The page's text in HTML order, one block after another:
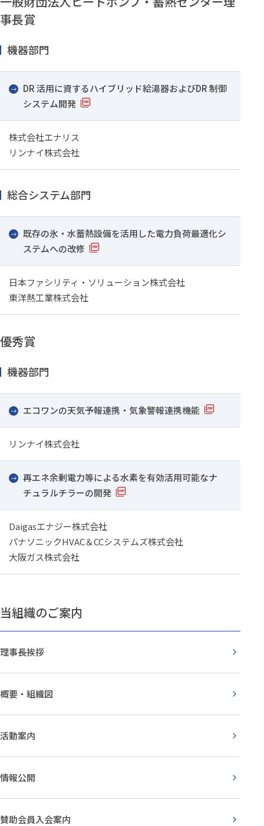
事長賞
機器部門
DR 活用に資するハイブリッド給湯器およびDR 制御
システム開発
株式会社エナリス
リンナイ株式会社
総合システム部門
既存の氷・水蓄熱設備を活用した電力負荷最適化シ
ステムへの改修
日本ファシリティ・ソリューション株式会社
東洋熱工業株式会社
優秀賞
機器部門
エコワンの天気予報連携・気象警報連携機能
リンナイ株式会社
再エネ余剰電力等による水素を有効活用可能なナ
チュラルチラーの開発
Daigasエナジー株式会社
パナソニックHVAC＆CCシステムズ株式会社
大阪ガス株式会社
当組織のご案内
理事長挨拶
概要・組織図
活動案内
情報公開
賛助会員入会案内